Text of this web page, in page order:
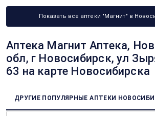
Показать все аптеки "Магнит" в
Аптека Магнит Аптека,
обл, г Новосибирск, ул
63 на карте Новосибирска
ДРУГИЕ ПОПУЛЯРНЫЕ АПТЕКИ